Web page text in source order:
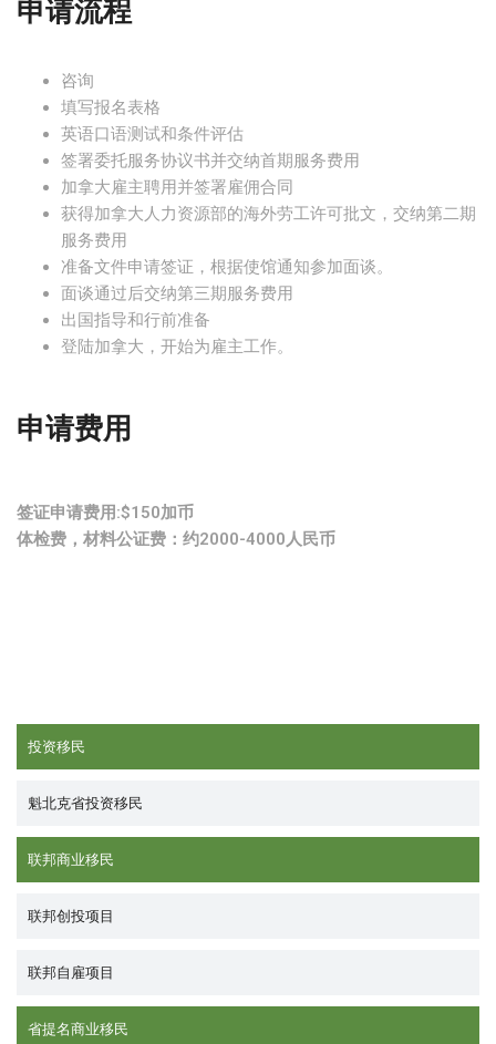
申请流程
咨询
填写报名表格
英语口语测试和条件评估
签署委托服务协议书并交纳首期服务费用
加拿大雇主聘用并签署雇佣合同
获得加拿大人力资源部的海外劳工许可批文，交纳第二期
服务费用
准备文件申请签证，根据使馆通知参加面谈。
面谈通过后交纳第三期服务费用
出国指导和行前准备
登陆加拿大，开始为雇主工作。
申请费用
签证申请费用:$150加币
体检费，材料公证费：约2000-4000人民币
投资移民
魁北克省投资移民
联邦商业移民
联邦创投项目
联邦自雇项目
省提名商业移民